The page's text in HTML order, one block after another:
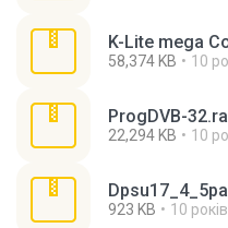
K-Lite mega
58,374 KB 10
ProgDVB-
22,294 KB 10
923 KB 10